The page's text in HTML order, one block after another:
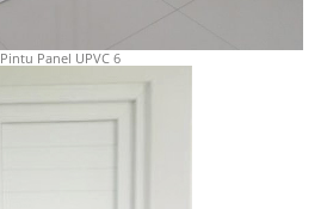
Pintu Panel UPVC 6